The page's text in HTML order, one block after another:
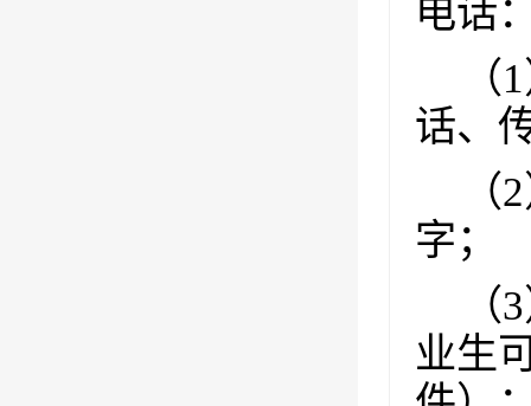
电话
（1
话、
（2
字；
（3
业生